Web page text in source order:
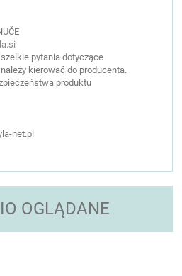
pytania dotyczące
kierować do producenta.
produktu
net.pl
OGLĄDANE